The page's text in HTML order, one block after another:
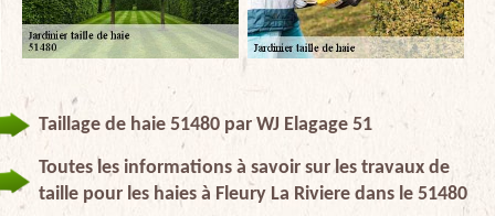
Taillage de haie 51480 par WJ Elagage 51
Toutes les informations à savoir sur les travaux de
taille pour les haies à Fleury La Riviere dans le 51480